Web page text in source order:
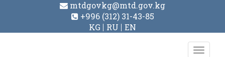
mtdgovkg@mtd.gov.kg
+996 (312) 31-43-85
KG
RU EN
Toggle